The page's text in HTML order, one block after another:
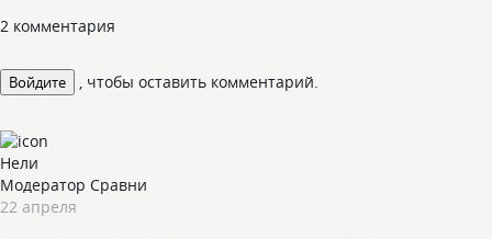
2 комментария
Войдите , чтобы оставить комментарий.
Нели
Модератор Сравни
22 апреля